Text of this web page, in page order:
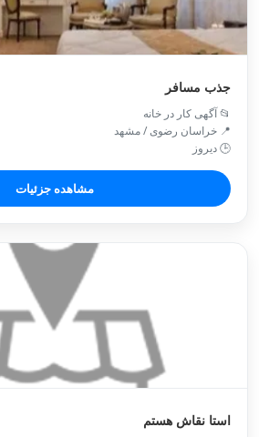
جذب مسافر
📂 آگهی کار در خانه
📍 خراسان رضوی / مشهد
🕒 دیروز
مشاهده جزئیات
استا نقاش هستم